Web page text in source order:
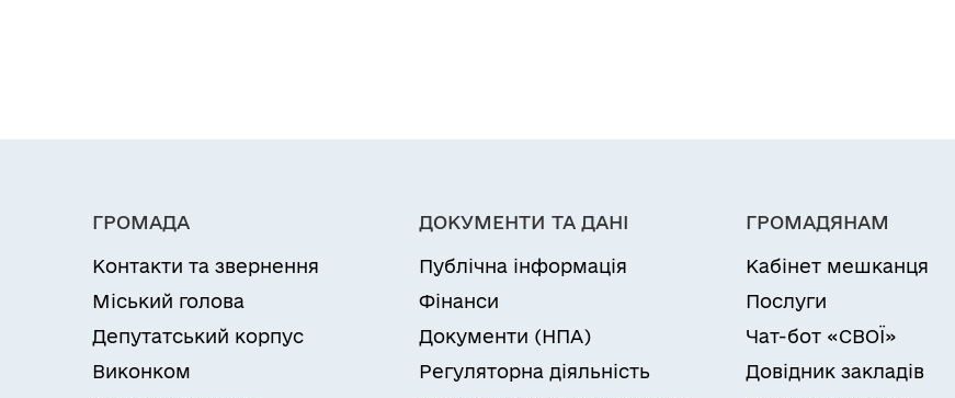
ГРОМАДА
Контакти та звернення
Міський голова
Депутатський корпус
Виконком
ДОКУМЕНТИ ТА ДАНІ
Публічна інформація
Фінанси
Документи (НПА)
Регуляторна діяльність
ГРОМАДЯНАМ
Кабінет мешканця
Послуги
Чат-бот «СВОЇ»
Довідник закладів